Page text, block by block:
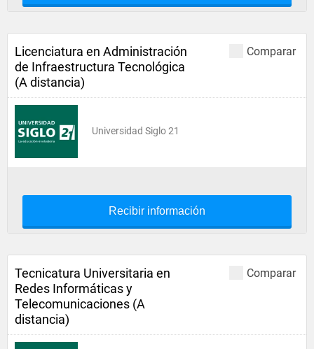
Comparar
Licenciatura en Administración
de Infraestructura Tecnológica
(A distancia)
Universidad Siglo 21
Recibir información
Comparar
Tecnicatura Universitaria en
Redes Informáticas y
Telecomunicaciones (A
distancia)